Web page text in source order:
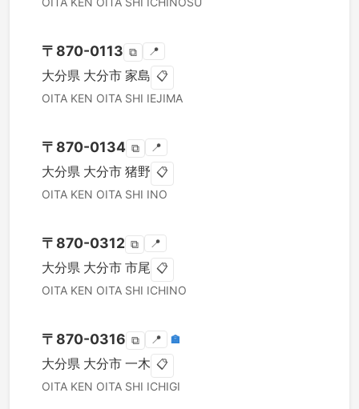
〒 870-0113 ⧉ 📍
大分県 大分市 家島 📋
OITA KEN OITA SHI IEJIMA
〒 870-0134 ⧉ 📍
大分県 大分市 猪野 📋
OITA KEN OITA SHI INO
〒 870-0312 ⧉ 📍
大分県 大分市 市尾 📋
OITA KEN OITA SHI ICHINO
〒 870-0316 ⧉ 📍 🏣
大分県 大分市 一木 📋
OITA KEN OITA SHI ICHIGI